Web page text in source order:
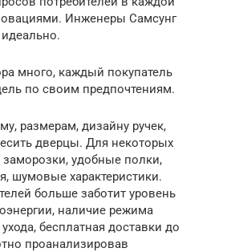
Инженеры Самсунг
много, каждый покупатель
по своим предпочтениям.
размерам, дизайну ручек,
дверцы. Для некоторых
заморозки, удобные полки,
шумовые характеристики.
больше заботит уровень
наличие режима
бесплатная доставки до
проанализировав